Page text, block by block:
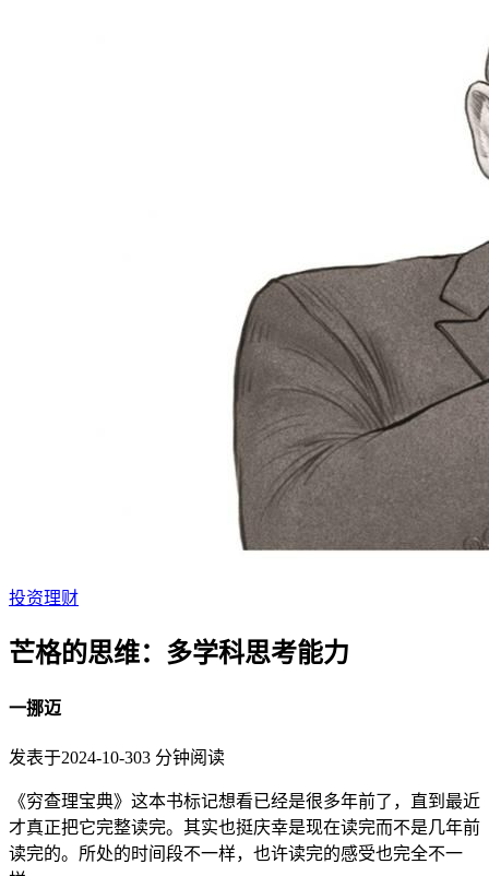
投资理财
芒格的思维：多学科思考能力
一挪迈
发表于2024-10-303 分钟阅读
《穷查理宝典》这本书标记想看已经是很多年前了，直到最近
才真正把它完整读完。其实也挺庆幸是现在读完而不是几年前
读完的。所处的时间段不一样，也许读完的感受也完全不一